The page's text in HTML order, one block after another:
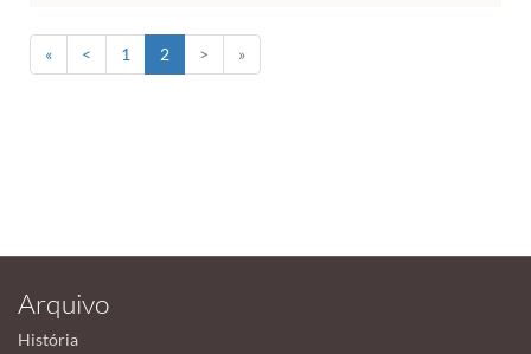
« < 1 2 > »
Arquivo
História